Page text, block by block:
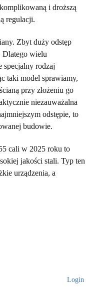
i droższą
regulacji.
Zbyt duży odstęp
Dlatego wielu
specjalny rodzaj
taki model sprawiamy,
przy złożeniu go
niezauważalna
odstępie, to
budowie.
cali w 2025 roku to
jakości stali. Typ ten
urządzenia, a
Login